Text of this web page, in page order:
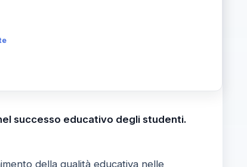
successo educativo degli studenti.
della qualità educativa nelle